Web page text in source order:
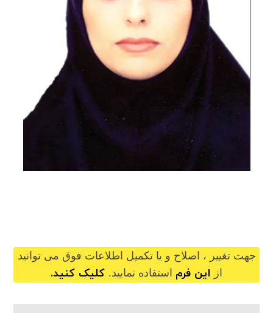
جهت تغییر ، اصلاح و یا تکمیل اطلاعات فوق می توانید
از این فرم استفاده نمایید. کلیک کنید.